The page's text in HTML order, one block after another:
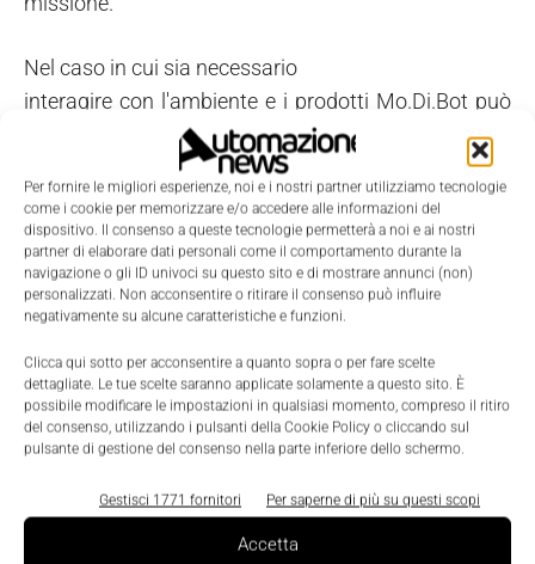
Per fornire le migliori esperienze, noi e i nostri partner utilizziamo tecnologie
come i cookie per memorizzare e/o accedere alle informazioni del
dispositivo. Il consenso a queste tecnologie permetterà a noi e ai nostri
partner di elaborare dati personali come il comportamento durante la
navigazione o gli ID univoci su questo sito e di mostrare annunci (non)
personalizzati. Non acconsentire o ritirare il consenso può influire
negativamente su alcune caratteristiche e funzioni.
Clicca qui sotto per acconsentire a quanto sopra o per fare scelte
dettagliate. Le tue scelte saranno applicate solamente a questo sito. È
possibile modificare le impostazioni in qualsiasi momento, compreso il ritiro
del consenso, utilizzando i pulsanti della Cookie Policy o cliccando sul
pulsante di gestione del consenso nella parte inferiore dello schermo.
Gestisci 1771 fornitori Per saperne di più su questi scopi
Accetta
Nel caso in cui sia necessario
interagire con l'ambiente e i prodotti Mo.Di.Bot può
utilizzare un braccio robotico che gli consente
di effettuare operazioni come la pressione di un
pulsante, la rotazione di una manopola, l'apertura e
la chiusura di una porta. Durante queste operazioni
sensori di tatto, di forza e di coppia vengono
utilizzati da Mo.Di.Bot per controllare al tempo
corretta funzionalità degli oggetti.
Diversi possono essere i campi applicativi di
gli scambi ferroviari, dalle camere
bianche agli impianti petrolchimici.